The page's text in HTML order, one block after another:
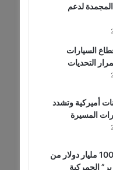
لدعم
السيارات
التحديات
أميركية وتشدد
المسيرة
إدارة ترامب ترد 100 مليار دولار من
الجمركية